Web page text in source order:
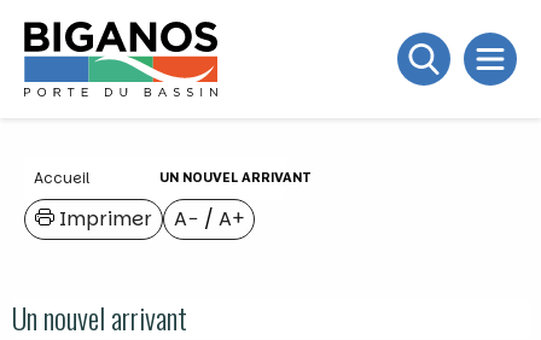
Accueil UN NOUVEL ARRIVANT
A− / A+
Imprimer
Un nouvel arrivant